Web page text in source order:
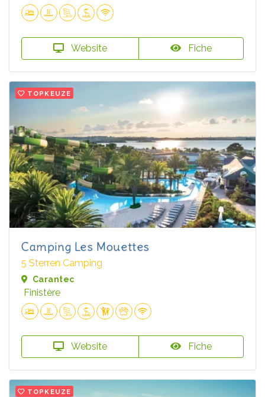
Website Fiche
TOPKEUZE
Camping Les Mouettes
5 Sterren Camping
Carantec
Finistère
Website Fiche
TOPKEUZE